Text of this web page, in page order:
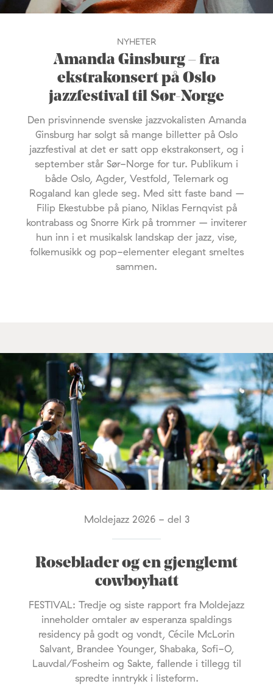
NYHETER
Amanda Ginsburg – fra
ekstrakonsert på Oslo
jazzfestival til Sør-Norge
Den prisvinnende svenske jazzvokalisten Amanda
Ginsburg har solgt så mange billetter på Oslo
jazzfestival at det er satt opp ekstrakonsert, og i
september står Sør-Norge for tur. Publikum i
både Oslo, Agder, Vestfold, Telemark og
Rogaland kan glede seg. Med sitt faste band –
Filip Ekestubbe på piano, Niklas Fernqvist på
kontrabass og Snorre Kirk på trommer – inviterer
hun inn i et musikalsk landskap der jazz, vise,
folkemusikk og pop-elementer elegant smeltes
sammen.
Moldejazz 2026 - del 3
Roseblader og en gjenglemt
cowboyhatt
FESTIVAL: Tredje og siste rapport fra Moldejazz
inneholder omtaler av esperanza spaldings
residency på godt og vondt, Cécile McLorin
Salvant, Brandee Younger, Shabaka, Sofi-O,
Lauvdal/Fosheim og Sakte, fallende i tillegg til
spredte inntrykk i listeform.